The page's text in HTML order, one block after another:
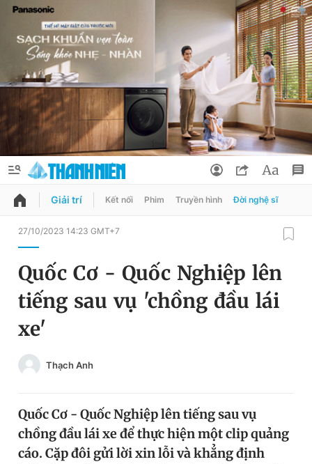
QUẢNG CÁO
Chuyên mục
Chuyên mục khác
Chào ngày mới
Tin thị trường Tin 360
Video Magazine
Đổi mật khẩu
Tin đã lưu
Giải trí Kết nối Phim Truyền hình Đời nghệ sĩ
27/10/2023 14:23 GMT+7
Quốc Cơ - Quốc Nghiệp lên
tiếng sau vụ 'chồng đầu lái
xe'
Thạch Anh
Quốc Cơ - Quốc Nghiệp lên tiếng sau vụ
chồng đầu lái xe để thực hiện một clip quảng
cáo. Cặp đôi gửi lời xin lỗi và khẳng định